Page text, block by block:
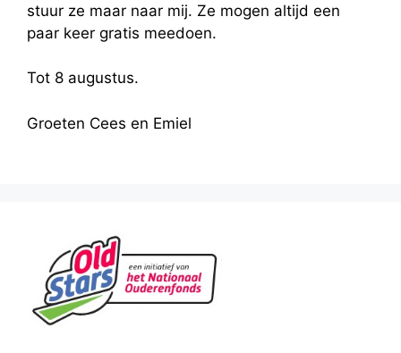
stuur ze maar naar mij. Ze mogen altijd een
paar keer gratis meedoen.
Tot 8 augustus.
Groeten Cees en Emiel